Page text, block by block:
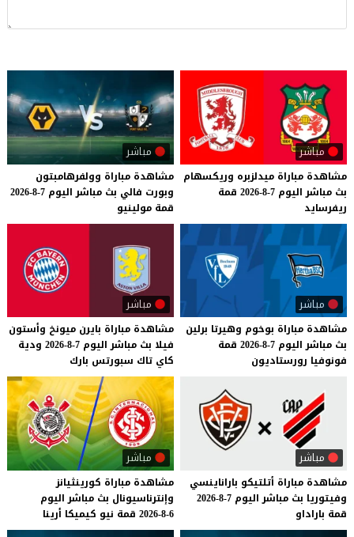
مباشر
مشاهدة مباراة ميدلزبره وريكسهام
بث مباشر اليوم 7-8-2026
قمة
ريفرسايد
مباشر
مشاهدة مباراة وولفرهامبتون
وبورت فالي بث مباشر اليوم 7-8-2026
قمة مولينيو
مباشر
مشاهدة مباراة بوخوم وهيرتا برلين
بث مباشر اليوم 7-8-2026
قمة
فونوفيا رورستاديون
مباشر
مشاهدة مباراة بايرن ميونخ وأستون
فيلا بث مباشر اليوم 7-8-2026
ودية
كاي تاك سبورتس بارك
مباشر
مشاهدة مباراة أتلتيكو باراناينسي
وفيتوريا بث مباشر اليوم 7-8-2026
قمة باراداو
مباشر
مشاهدة مباراة كورينثيانز
وإنترناسيونال بث مباشر اليوم
6-8-2026
قمة نيو كيميكا أرينا